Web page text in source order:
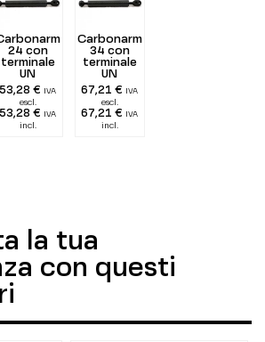
24 con
terminale
UN
53,28 €
IVA
escl.
53,28 €
IVA
incl.
Carbonarm
34 con
terminale
UN
67,21 €
IVA
escl.
67,21 €
IVA
incl.
la tua
con questi